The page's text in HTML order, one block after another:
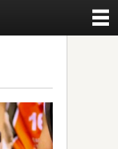
Esports